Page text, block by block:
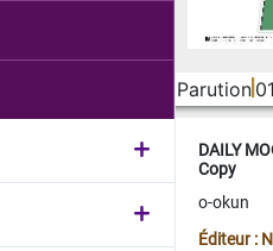
Parution
DAILY
Copy
o-okun
Éditeur :